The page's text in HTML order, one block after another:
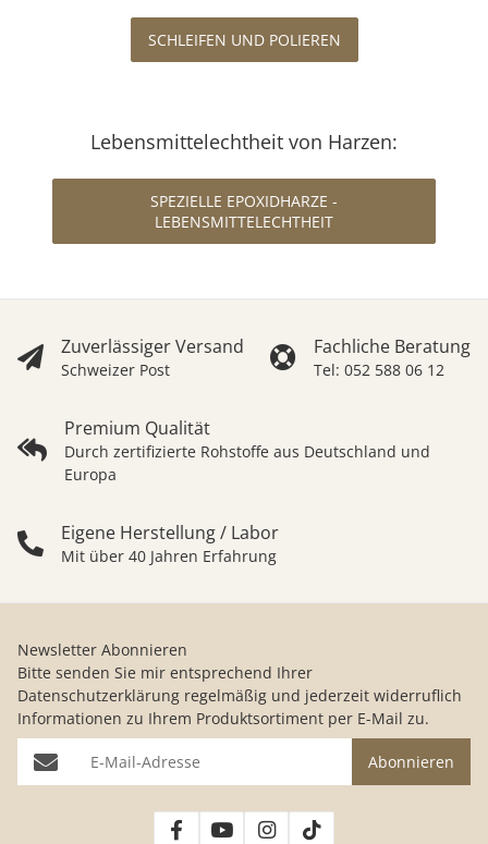
SCHLEIFEN UND POLIEREN
Lebensmittelechtheit von Harzen:
SPEZIELLE EPOXIDHARZE -
LEBENSMITTELECHTHEIT
Zuverlässiger Versand
Schweizer Post
Fachliche Beratung
Tel: 052 588 06 12
Premium Qualität
Durch zertifizierte Rohstoffe aus Deutschland und
Europa
Eigene Herstellung / Labor
Mit über 40 Jahren Erfahrung
Newsletter Abonnieren
Bitte senden Sie mir entsprechend Ihrer
Datenschutzerklärung regelmäßig und jederzeit widerruflich
Informationen zu Ihrem Produktsortiment per E-Mail zu.
E-Mail-Adresse Abonnieren